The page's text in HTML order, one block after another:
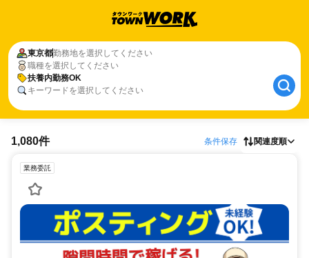
東京都勤務地を選択してください
職種を選択してください
扶養内勤務OK
キーワードを選択してください
1,080件 条件保存 関連度順
業務委託